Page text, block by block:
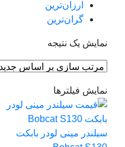
ارزان‌ترین
گران‌ترین
یک نتیجه
فیلترها
مینی لودر بابکت